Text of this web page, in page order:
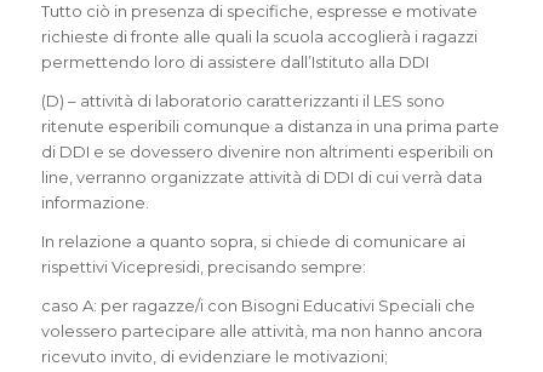
Tutto ciò in presenza di specifiche, espresse e motivate
richieste di fronte alle quali la scuola accoglierà i ragazzi
permettendo loro di assistere dall’Istituto alla DDI
(D) – attività di laboratorio caratterizzanti il LES sono
ritenute esperibili comunque a distanza in una prima parte
di DDI e se dovessero divenire non altrimenti esperibili on
line, verranno organizzate attività di DDI di cui verrà data
informazione.
In relazione a quanto sopra, si chiede di comunicare ai
rispettivi Vicepresidi, precisando sempre:
caso A: per ragazze/i con Bisogni Educativi Speciali che
volessero partecipare alle attività, ma non hanno ancora
ricevuto invito, di evidenziare le motivazioni;